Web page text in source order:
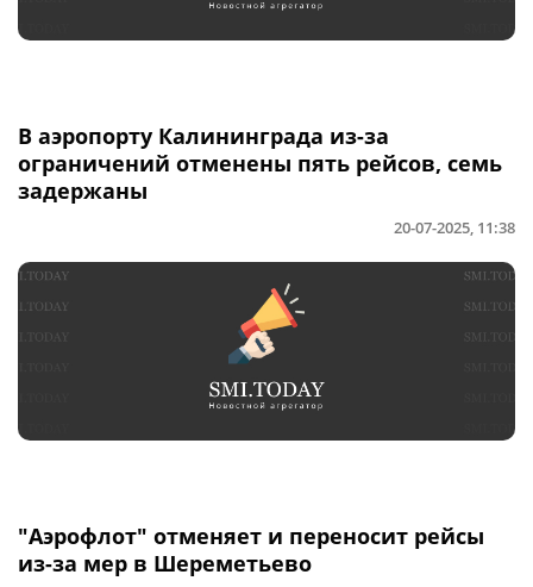
В аэропорту Калининграда из-за
ограничений отменены пять рейсов, семь
задержаны
20-07-2025, 11:38
"Аэрофлот" отменяет и переносит рейсы
из-за мер в Шереметьево